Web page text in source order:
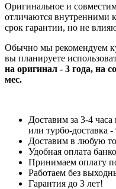
Оригинальное и
отличаются внутренними
срок гарантии, но не
Обычно мы рекомендуем
вы планируете
на оригинал - 3 года, на
мес.
Доставим за 3-4
или турбо-доставка
Доставим в любую
Удобная оплата
Принимаем оплату
Работаем без
Гарантия до 3 лет!